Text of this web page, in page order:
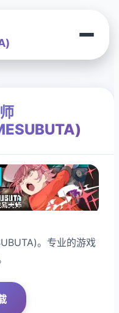
。专业的游戏